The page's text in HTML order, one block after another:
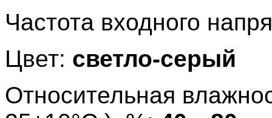
Частота входного
Цвет: светло-серый
Относительная